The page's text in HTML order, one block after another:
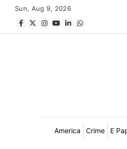
Sun, Aug 9, 2026
America Crime E